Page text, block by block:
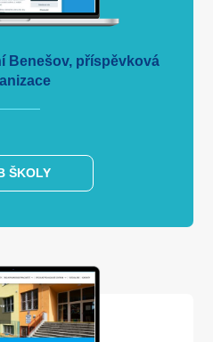
Benešov, příspěvková
ŠKOLY